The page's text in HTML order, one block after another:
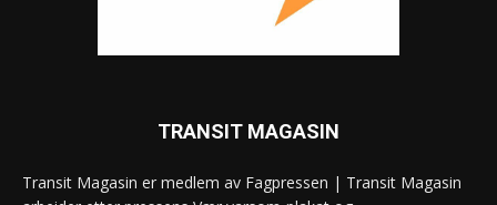
TRANSIT MAGASIN
Transit Magasin er medlem av Fagpressen | Transit Magasin